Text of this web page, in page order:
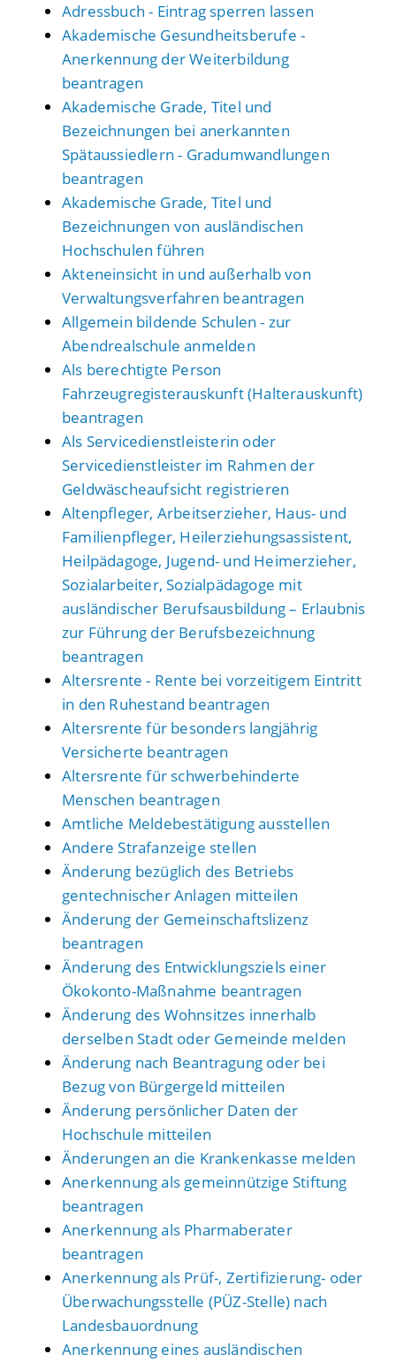
Adressbuch - Eintrag sperren lassen
Akademische Gesundheitsberufe -
Anerkennung der Weiterbildung
beantragen
Akademische Grade, Titel und
Bezeichnungen bei anerkannten
Spätaussiedlern - Gradumwandlungen
beantragen
Akademische Grade, Titel und
Bezeichnungen von ausländischen
Hochschulen führen
Akteneinsicht in und außerhalb von
Verwaltungsverfahren beantragen
Allgemein bildende Schulen - zur
Abendrealschule anmelden
Als berechtigte Person
Fahrzeugregisterauskunft (Halterauskunft)
beantragen
Als Servicedienstleisterin oder
Servicedienstleister im Rahmen der
Geldwäscheaufsicht registrieren
Altenpfleger, Arbeitserzieher, Haus- und
Familienpfleger, Heilerziehungsassistent,
Heilpädagoge, Jugend- und Heimerzieher,
Sozialarbeiter, Sozialpädagoge mit
ausländischer Berufsausbildung – Erlaubnis
zur Führung der Berufsbezeichnung
beantragen
Altersrente - Rente bei vorzeitigem Eintritt
in den Ruhestand beantragen
Altersrente für besonders langjährig
Versicherte beantragen
Altersrente für schwerbehinderte
Menschen beantragen
Amtliche Meldebestätigung ausstellen
Andere Strafanzeige stellen
Änderung bezüglich des Betriebs
gentechnischer Anlagen mitteilen
Änderung der Gemeinschaftslizenz
beantragen
Änderung des Entwicklungsziels einer
Ökokonto-Maßnahme beantragen
Änderung des Wohnsitzes innerhalb
derselben Stadt oder Gemeinde melden
Änderung nach Beantragung oder bei
Bezug von Bürgergeld mitteilen
Änderung persönlicher Daten der
Hochschule mitteilen
Änderungen an die Krankenkasse melden
Anerkennung als gemeinnützige Stiftung
beantragen
Anerkennung als Pharmaberater
beantragen
Anerkennung als Prüf-, Zertifizierung- oder
Überwachungsstelle (PÜZ-Stelle) nach
Landesbauordnung
Anerkennung eines ausländischen